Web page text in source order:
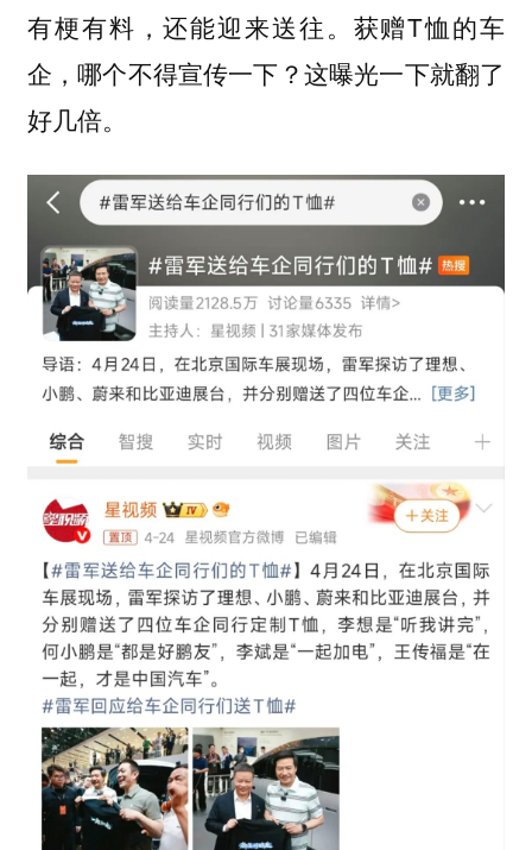
有梗有料，还能迎来送往。获赠T恤的车
企，哪个不得宣传一下？这曝光一下就翻了
好几倍。